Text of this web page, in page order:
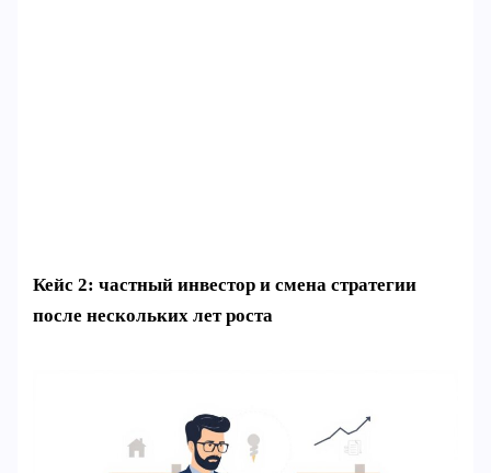
Кейс 2: частный инвестор и смена стратегии
после нескольких лет роста